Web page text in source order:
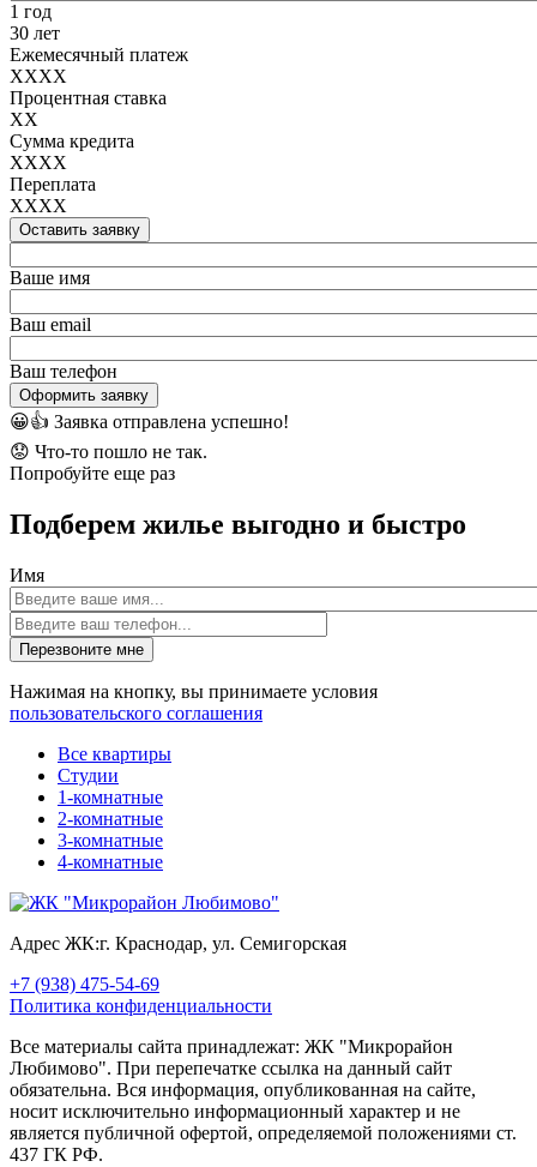
1 год
30 лет
Ежемесячный платеж
XXXX
Процентная ставка
XX
Сумма кредита
XXXX
Переплата
XXXX
Оставить заявку
Ваше имя
Ваш email
Ваш телефон
Оформить заявку
😀👍 Заявка отправлена успешно!
😟 Что-то пошло не так.
Попробуйте еще раз
Подберем жилье выгодно и быстро
Имя
Перезвоните мне
Нажимая на кнопку, вы принимаете условия
пользовательского соглашения
Все квартиры
Студии
1-комнатные
2-комнатные
3-комнатные
4-комнатные
Адрес ЖК:г. Краснодар, ул. Семигорская
+7 (938) 475-54-69
Политика конфиденциальности
Все материалы сайта принадлежат: ЖК "Микрорайон
Любимово". При перепечатке ссылка на данный сайт
обязательна. Вся информация, опубликованная на сайте,
носит исключительно информационный характер и не
является публичной офертой, определяемой положениями ст.
437 ГК РФ.